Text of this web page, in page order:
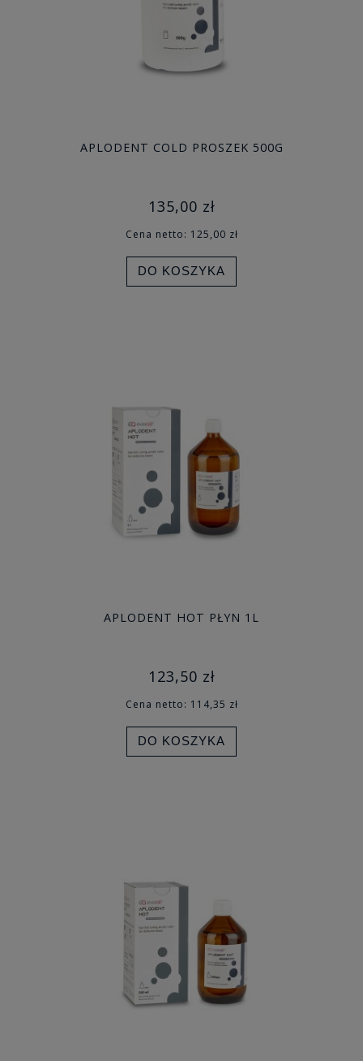
APLODENT COLD PROSZEK 500G
135,00 zł
Cena netto: 125,00 zł
DO KOSZYKA
APLODENT HOT PŁYN 1L
123,50 zł
Cena netto: 114,35 zł
DO KOSZYKA